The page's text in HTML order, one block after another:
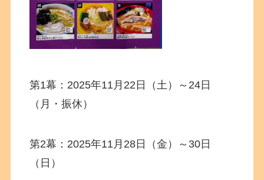
第1幕：2025年11月22日（土）～24日
（月・振休）
第2幕：2025年11月28日（金）～30日
（日）